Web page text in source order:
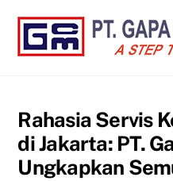
content
Rahasia Servis
di Jakarta: PT.
Ungkapkan